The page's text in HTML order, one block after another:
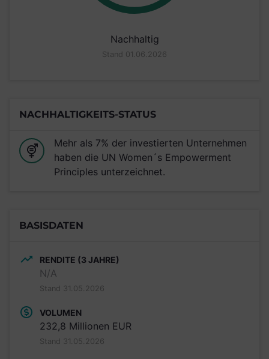
Nachhaltig
Stand 01.06.2026
NACHHALTIGKEITS-STATUS
Mehr als 7% der investierten Unternehmen
haben die UN Women´s Empowerment
Principles unterzeichnet.
BASISDATEN
RENDITE (3 JAHRE)
N/A
Stand 31.05.2026
VOLUMEN
232,8 Millionen EUR
Stand 31.05.2026